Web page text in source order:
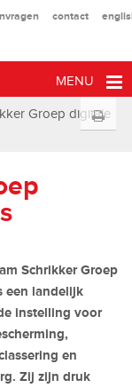
contact
MENU
Groep digitale
Schrikker Groep
een landelijk
instelling voor
en
Zij zijn druk